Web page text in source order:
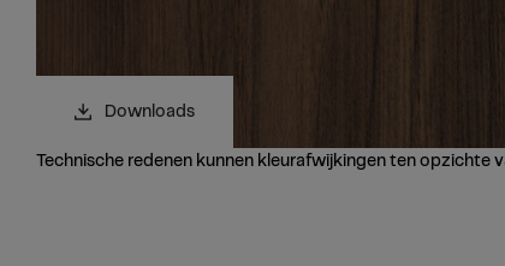
Downloads
Technische redenen kunnen kleurafwijkingen ten opzichte